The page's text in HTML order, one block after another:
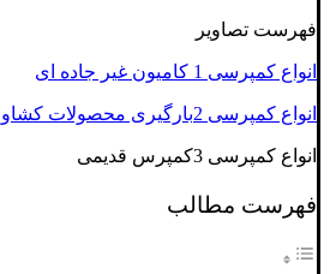
فهرست تصاویر
انواع کمپرسی 1 کامیون غیر جاده ای
انواع کمپرسی 2بارگیری محصولات کشاورزی
انواع کمپرسی 3کمپرس قدیمی
فهرست مطالب